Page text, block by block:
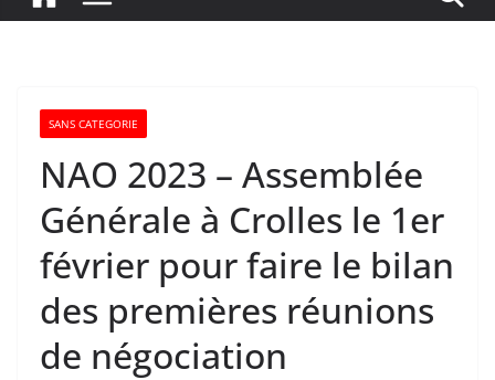
SANS CATEGORIE
NAO 2023 – Assemblée
Générale à Crolles le 1er
février pour faire le bilan
des premières réunions
de négociation